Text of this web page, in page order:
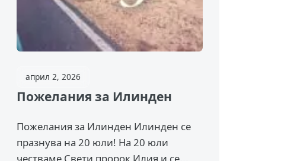
април 2, 2026
Пожелания за Илинден
Пожелания за Илинден Илинден се
празнува на 20 юли! На 20 юли
честваме Свети пророк Илия и се...